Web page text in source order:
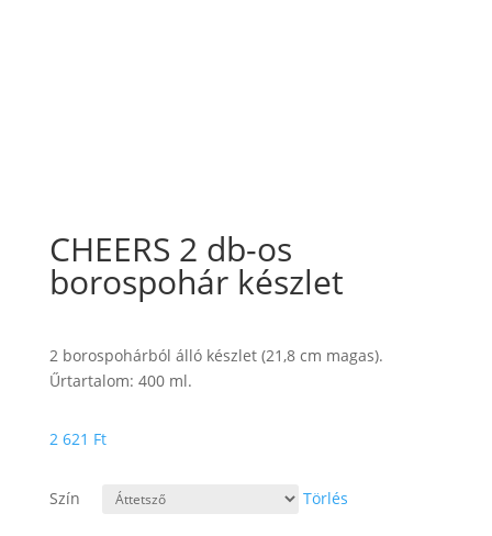
CHEERS 2 db-os
borospohár készlet
2 borospohárból álló készlet (21,8 cm magas).
Űrtartalom: 400 ml.
2 621 Ft
Szín Törlés